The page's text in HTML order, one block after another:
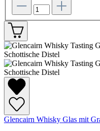
Glencairn Whisky Glas mit